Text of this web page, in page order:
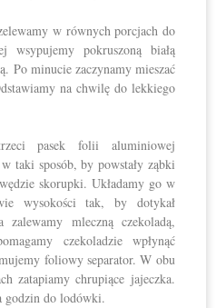
w równych porcjach do
wsypujemy pokruszoną białą
Po minucie zaczynamy mieszać
na chwilę do lekkiego
pasek folii aluminiowej
taki sposób, by powstały ząbki
skorupki. Układamy go w
wysokości tak, by dotykał
mleczną czekoladą,
czekoladzie wpłynąć
foliowy separator. W obu
zatapiamy chrupiące jajeczka.
godzin do lodówki.